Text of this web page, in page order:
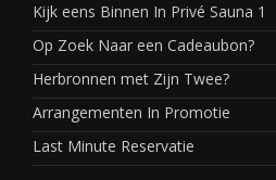
Kijk eens Binnen In Privé Sauna 1
Op Zoek Naar een Cadeaubon?
Herbronnen met Zijn Twee?
Arrangementen In Promotie
Last Minute Reservatie